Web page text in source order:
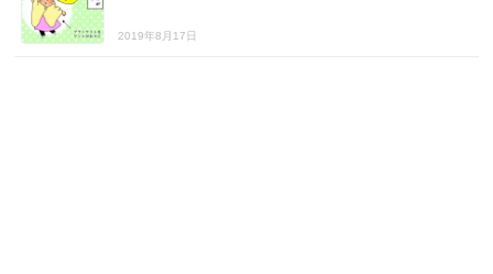
2019年8月17日